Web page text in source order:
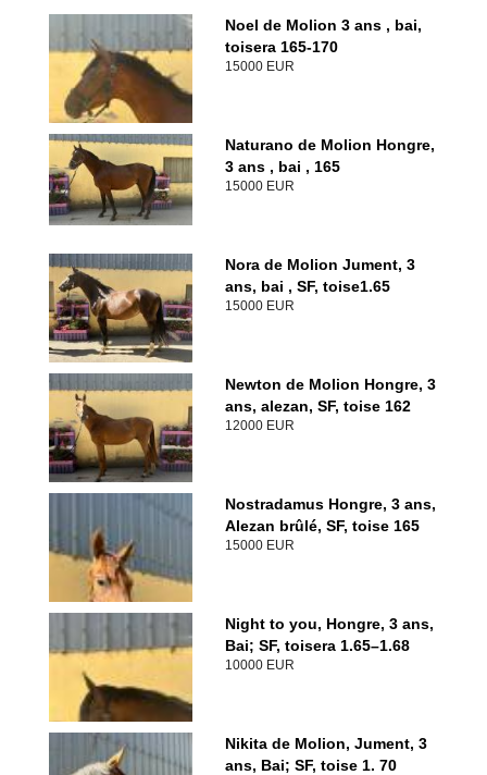
Noel de Molion 3 ans , bai,
toisera 165-170
15000 EUR
Naturano de Molion Hongre,
3 ans , bai , 165
15000 EUR
Nora de Molion Jument, 3
ans, bai , SF, toise1.65
15000 EUR
Newton de Molion Hongre, 3
ans, alezan, SF, toise 162
12000 EUR
Nostradamus Hongre, 3 ans,
Alezan brûlé, SF, toise 165
15000 EUR
Night to you, Hongre, 3 ans,
Bai; SF, toisera 1.65–1.68
10000 EUR
Nikita de Molion, Jument, 3
ans, Bai; SF, toise 1. 70